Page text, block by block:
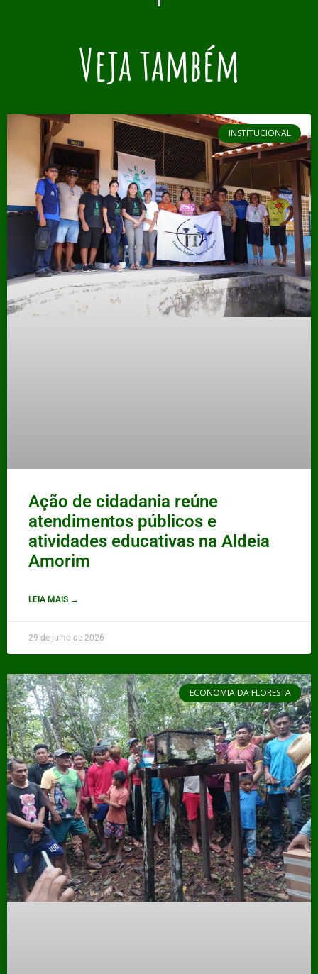
Veja também
INSTITUCIONAL
Ação de cidadania reúne
atendimentos públicos e
atividades educativas na Aldeia
Amorim
LEIA MAIS →
29 de julho de 2026
ECONOMIA DA FLORESTA